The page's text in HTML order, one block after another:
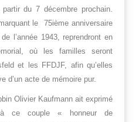
du 7 décembre prochain.
le 75ième anniversaire
l’année 1943, reprendront en
où les familles seront
et les FFDJF, afin qu’elles
d’un acte de mémoire pur.
Olivier Kaufmann ait exprimé
à ce couple « honneur de